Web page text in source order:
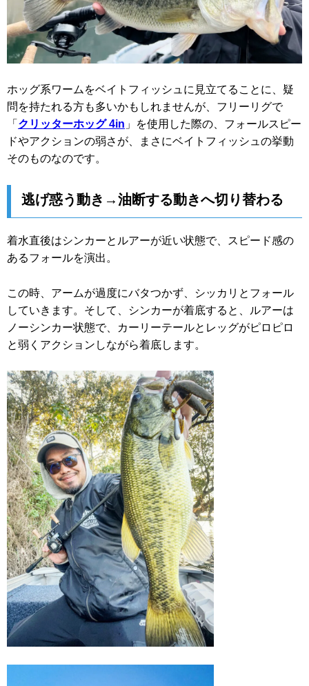
ホッグ系ワームをベイトフィッシュに見立てることに、疑
問を持たれる方も多いかもしれませんが、フリーリグで
「 クリッターホッグ 4in 」を使用した際の、フォールスピー
ドやアクションの弱さが、まさにベイトフィッシュの挙動
そのものなのです。
逃げ惑う動き→油断する動きへ切り替わる
着水直後はシンカーとルアーが近い状態で、スピード感の
あるフォールを演出。
この時、アームが過度にバタつかず、シッカリとフォール
していきます。そして、シンカーが着底すると、ルアーは
ノーシンカー状態で、カーリーテールとレッグがピロピロ
と弱くアクションしながら着底します。